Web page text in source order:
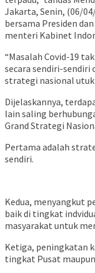
Jakarta, Senin, (06/
bersama Presiden
menteri Kabinet
“Masalah Covid-19
secara sendiri-
strategi nasional
Dijelaskannya,
lain saling
Grand Strategi
Pertama adalah
sendiri.
Kedua, menyangkut
baik di tingkat
masyarakat untuk
Ketiga, peningkatan
tingkat Pusat